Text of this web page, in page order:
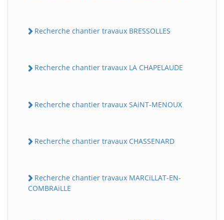
Recherche chantier travaux BRESSOLLES
Recherche chantier travaux LA CHAPELAUDE
Recherche chantier travaux SAiNT-MENOUX
Recherche chantier travaux CHASSENARD
Recherche chantier travaux MARCiLLAT-EN-
COMBRAiLLE